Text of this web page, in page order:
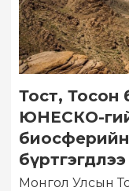
Тост, Тосон
ЮНЕСКО-
биосферийн
бүртгэгдлээ
Монгол Улсын